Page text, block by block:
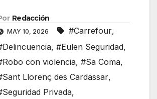
Redacción
MAY 10, 2026 #Carrefour,
, #Eulen Seguridad,
con violencia, #Sa Coma,
Llorenç des Cardassar,
Privada,